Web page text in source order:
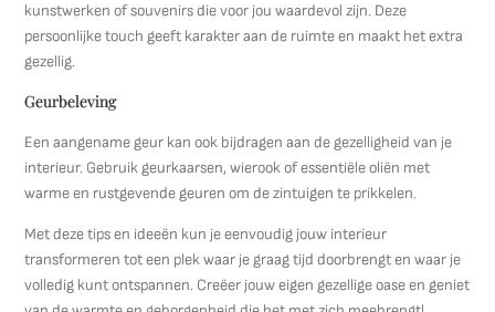
kunstwerken of souvenirs die voor jou waardevol zijn. Deze
persoonlijke touch geeft karakter aan de ruimte en maakt het extra
gezellig.
Geurbeleving
Een aangename geur kan ook bijdragen aan de gezelligheid van je
interieur. Gebruik geurkaarsen, wierook of essentiële oliën met
warme en rustgevende geuren om de zintuigen te prikkelen.
Met deze tips en ideeën kun je eenvoudig jouw interieur
transformeren tot een plek waar je graag tijd doorbrengt en waar je
volledig kunt ontspannen. Creëer jouw eigen gezellige oase en geniet